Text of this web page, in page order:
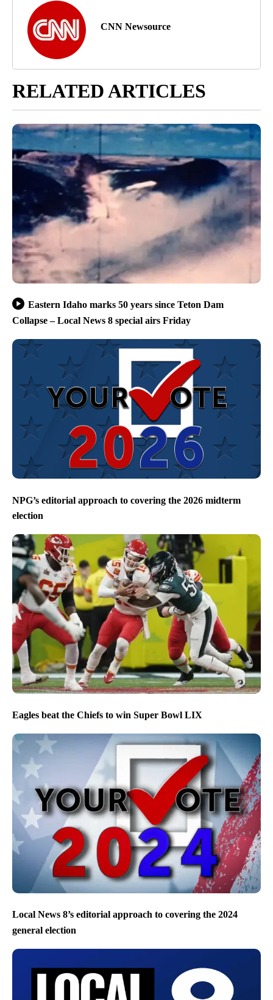
CNN Newsource
RELATED ARTICLES
Eastern Idaho marks 50 years since Teton Dam
Collapse – Local News 8 special airs Friday
NPG’s editorial approach to covering the 2026 midterm
election
Eagles beat the Chiefs to win Super Bowl LIX
Local News 8’s editorial approach to covering the 2024
general election